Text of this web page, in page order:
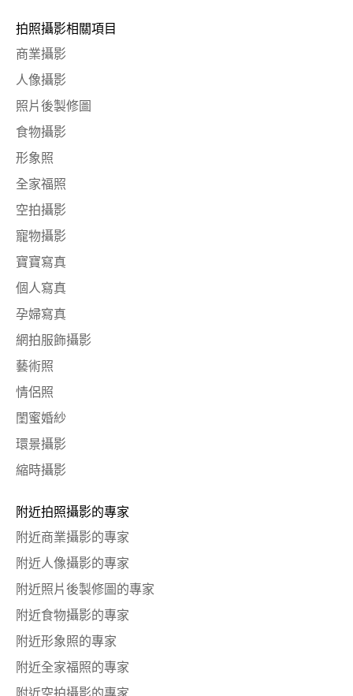
拍照攝影相關項目
商業攝影
人像攝影
照片後製修圖
食物攝影
形象照
全家福照
空拍攝影
寵物攝影
寶寶寫真
個人寫真
孕婦寫真
網拍服飾攝影
藝術照
情侶照
閨蜜婚紗
環景攝影
縮時攝影
附近拍照攝影的專家
附近商業攝影的專家
附近人像攝影的專家
附近照片後製修圖的專家
附近食物攝影的專家
附近形象照的專家
附近全家福照的專家